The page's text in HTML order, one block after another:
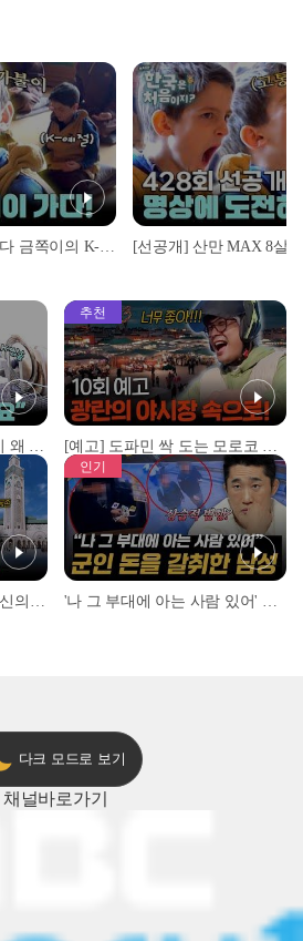
[예고] 역대급 난장판 캐나다 금쪽이의 K-예절 솔루션! 과연 그 결과는?!
[예고] 덴마크 집에서 OO이 왜 나와...? 이상할 정도로 한국을 사랑하는 우리 형을 제보합니다!
추천
[예고] 도파민 싹 도는 모로코 야시장 투어!
인기
다크 모드로 보기
채널바로가기